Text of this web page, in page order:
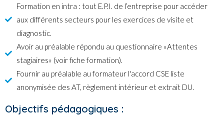
Formation en intra : tout E.P.I. de l’entreprise pour accéder
aux différents secteurs pour les exercices de visite et
diagnostic.
Avoir au préalable répondu au questionnaire «Attentes
stagiaires» (voir fiche formation).
Fournir au préalable au formateur l'accord CSE liste
anonymisée des AT, règlement intérieur et extrait DU.
Objectifs pédagogiques :